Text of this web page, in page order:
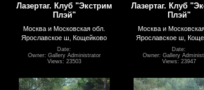
Лазертаг. Клуб "Экстрим
Плэй"
Москва и Московская обл.
Ярославское ш, Кощейково
Date:
Owner: Gallery Administrator
Views: 23503
Лазертаг. Клуб
Плэй"
Москва и
Ярославское ш,
Date:
Owner: Gallery
Views: 23947